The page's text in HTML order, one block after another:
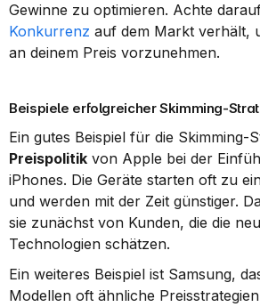
Konkurrenz auf dem Markt verhält,
an deinem Preis vorzunehmen.
Beispiele erfolgreicher Skimming-
Preispolitik von Apple bei der
iPhones. Die Geräte starten oft zu
und werden mit der Zeit günstiger.
sie zunächst von Kunden, die die
Technologien schätzen.
Ein weiteres Beispiel ist Samsung,
Modellen oft ähnliche